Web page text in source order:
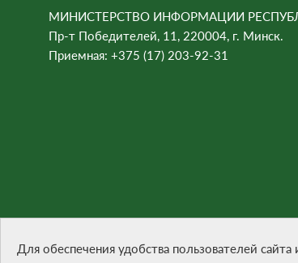
МИНИСТЕРСТВО ИНФОРМАЦИИ
Пр-т Победителей, 11, 220004, г. Минск.
Приемная: +375 (17) 203-92-31
При цитировании материалов ссылка на
Для обеспечения удобства пользователей